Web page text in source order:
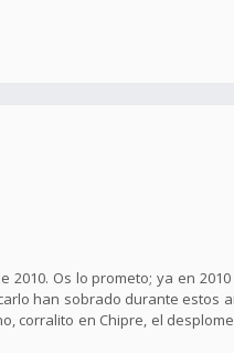
2010. Os lo prometo; ya en
han sobrado durante estos
corralito en Chipre, el